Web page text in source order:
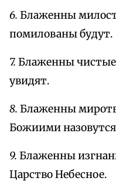
6. Блаженны
помилованы будут.
7. Блаженны чистые
увидят.
8. Блаженны
Божиими
9. Блаженны
Царство Небесное.